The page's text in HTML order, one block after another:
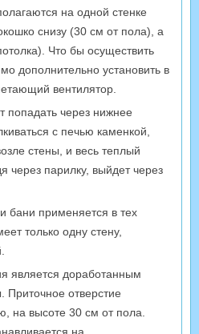
на одной стенке
снизу (30 см от пола), а
Что бы осуществить
дополнительно установить в
вентилятор.
попадать через нижнее
с печью каменкой,
стены, и весь теплый
через парилку, выйдет через
бани применяется в тех
только одну стену,
является доработанным
Приточное отверстие
на высоте 30 см от пола.